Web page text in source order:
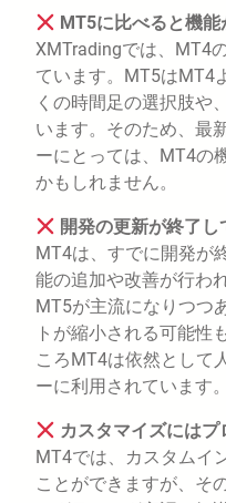
MT5に比べると機能
XMTradingでは、MT4
ています。MT5はMT4
くの時間足の選択肢や
います。そのため、最
ーにとっては、MT4の
かもしれません。
開発の更新が終了し
MT4は、すでに開発が
能の追加や改善が行わ
MT5が主流になりつつ
トが縮小される可能性
ころMT4は依然として
ーに利用されています。
カスタマイズには
MT4では、カスタムイ
ことができますが、そ